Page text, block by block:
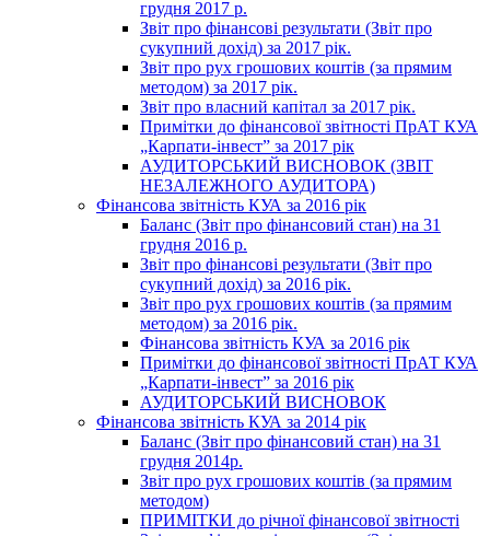
грудня 2017 р.
Звіт про фінансові результати (Звіт про
сукупний дохід) за 2017 рік.
Звіт про рух грошових коштів (за прямим
методом) за 2017 рік.
Звіт про власний капітал за 2017 рік.
Примітки до фінансової звітності ПрАТ КУА
„Карпати-інвест” за 2017 рік
АУДИТОРСЬКИЙ ВИСНОВОК (ЗВІТ
НЕЗАЛЕЖНОГО АУДИТОРА)
Фінансова звітність КУА за 2016 рік
Баланс (Звіт про фінансовий стан) на 31
грудня 2016 р.
Звіт про фінансові результати (Звіт про
сукупний дохід) за 2016 рік.
Звіт про рух грошових коштів (за прямим
методом) за 2016 рік.
Фінансова звітність КУА за 2016 рік
Примітки до фінансової звітності ПрАТ КУА
„Карпати-інвест” за 2016 рік
АУДИТОРСЬКИЙ ВИСНОВОК
Фінансова звітність КУА за 2014 рік
Баланс (Звіт про фінансовий стан) на 31
грудня 2014р.
Звіт про рух грошових коштів (за прямим
методом)
ПРИМІТКИ до річної фінансової звітності